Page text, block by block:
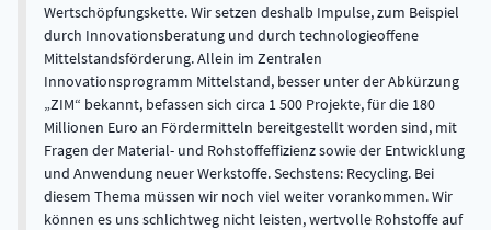
Wertschöpfungskette. Wir setzen deshalb Impulse, zum Beispiel
durch Innovationsberatung und durch technologieoffene
Mittelstandsförderung. Allein im Zentralen
Innovationsprogramm Mittelstand, besser unter der Abkürzung
„ZIM“ bekannt, befassen sich circa 1 500 Projekte, für die 180
Millionen Euro an Fördermitteln bereitgestellt worden sind, mit
Fragen der Material- und Rohstoffeffizienz sowie der Entwicklung
und Anwendung neuer Werkstoffe. Sechstens: Recycling. Bei
diesem Thema müssen wir noch viel weiter vorankommen. Wir
können es uns schlichtweg nicht leisten, wertvolle Rohstoffe auf